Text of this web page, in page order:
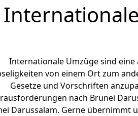
Internationale Umzüge sind
von einem Ort zum
Gesetze und Vorschriften
nach Brunei
Darussalam. Gerne übernimmt